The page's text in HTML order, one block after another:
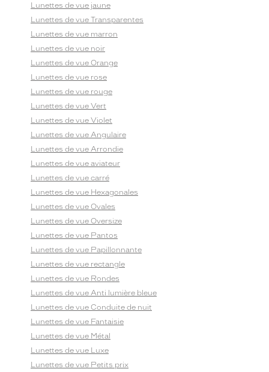
Lunettes de vue jaune
Lunettes de vue Transparentes
Lunettes de vue marron
Lunettes de vue noir
Lunettes de vue Orange
Lunettes de vue rose
Lunettes de vue rouge
Lunettes de vue Vert
Lunettes de vue Violet
Lunettes de vue Angulaire
Lunettes de vue Arrondie
Lunettes de vue aviateur
Lunettes de vue carré
Lunettes de vue Hexagonales
Lunettes de vue Ovales
Lunettes de vue Oversize
Lunettes de vue Pantos
Lunettes de vue Papillonnante
Lunettes de vue rectangle
Lunettes de vue Rondes
Lunettes de vue Anti lumière bleue
Lunettes de vue Conduite de nuit
Lunettes de vue Fantaisie
Lunettes de vue Métal
Lunettes de vue Luxe
Lunettes de vue Petits prix